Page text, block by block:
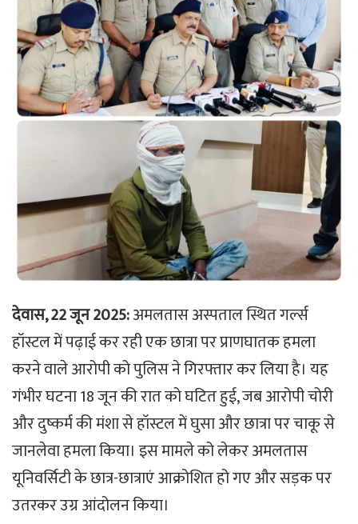
देवास, 22 जून 2025:अमलतास अस्पताल स्थित गर्ल्स
हॉस्टल में पढ़ाई कर रही एक छात्रा पर प्राणघातक हमला
करने वाले आरोपी को पुलिस ने गिरफ्तार कर लिया है। यह
गंभीर घटना 18 जून की रात को घटित हुई, जब आरोपी चोरी
और दुष्कर्म की मंशा से हॉस्टल में घुसा और छात्रा पर चाकू से
जानलेवा हमला किया। इस मामले को लेकर अमलतास
यूनिवर्सिटी के छात्र-छात्राएं आक्रोशित हो गए और सड़क पर
उतरकर उग्र आंदोलन किया।